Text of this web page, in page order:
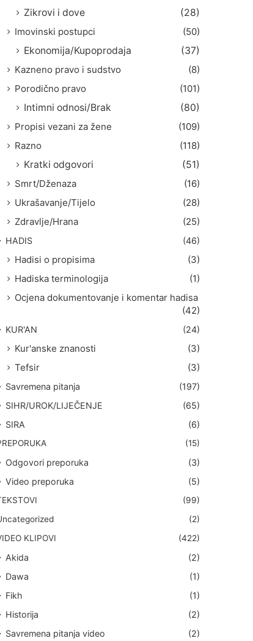
Zikrovi i dove
(28)
Imovinski postupci
(50)
Ekonomija/Kupoprodaja
(37)
Kazneno pravo i sudstvo
(8)
Porodično pravo
(101)
Intimni odnosi/Brak
(80)
Propisi vezani za žene
(109)
Razno
(118)
Kratki odgovori
(51)
Smrt/Dženaza
(16)
Ukrašavanje/Tijelo
(28)
Zdravlje/Hrana
(25)
HADIS (46)
Hadisi o propisima
(3)
Hadiska terminologija
(1)
Ocjena dokumentovanje i komentar hadisa
(42)
KUR'AN (24)
Kur'anske znanosti
(3)
Tefsir
(3)
Savremena pitanja
(197)
SIHR/UROK/LIJEČENJE
(65)
SIRA
(6)
(15)
Odgovori preporuka
(3)
Video preporuka
(5)
(99)
(2)
KLIPOVI
(422)
Akida
(2)
Dawa
(1)
Fikh
(1)
Historija
(2)
Savremena pitanja video
(2)